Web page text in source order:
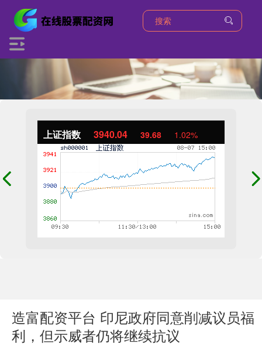
上证指数 3940.04 39.68 1.02%
造富配资平台 印尼政府同意削减议员福
利，但示威者仍将继续抗议